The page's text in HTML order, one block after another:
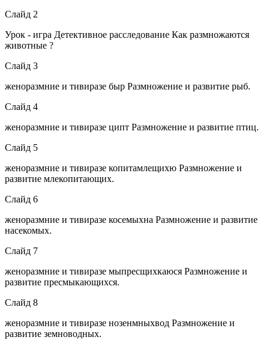
Слайд 2
Урок - игра Детективное расследование Как размножаются
животные ?
Слайд 3
женоразмние и тивиразе быр Размножение и развитие рыб.
Слайд 4
женоразмние и тивиразе ципт Размножение и развитие птиц.
Слайд 5
женоразмние и тивиразе копитамлещихю Размножение и
развитие млекопитающих.
Слайд 6
женоразмние и тивиразе косемыхна Размножение и развитие
насекомых.
Слайд 7
женоразмние и тивиразе мыпресщихкаюся Размножение и
развитие пресмыкающихся.
Слайд 8
женоразмние и тивиразе нозенмныхвод Размножение и
развитие земноводных.